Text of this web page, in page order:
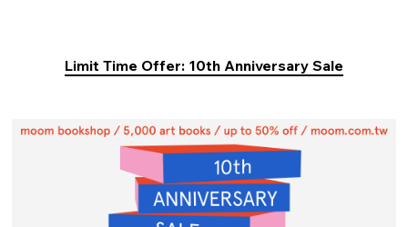
Limit Time Offer: 10th Anniversary Sale